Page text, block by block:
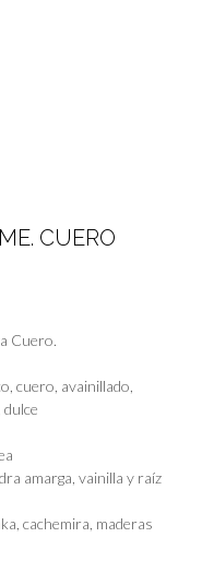
CUERO
Cuero.
cuero, avainillado,
dulce
amarga, vainilla y raíz
cachemira, maderas